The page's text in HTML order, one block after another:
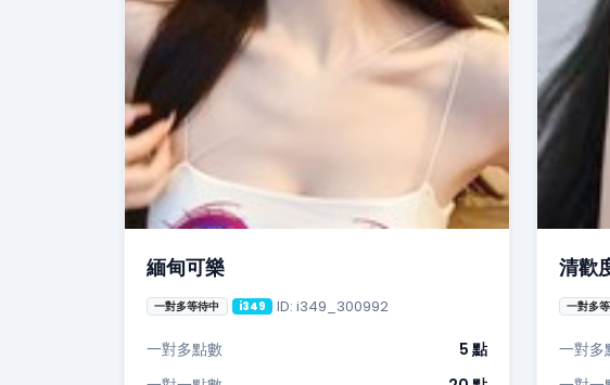
緬甸可樂
一對多等待中 i349 ID: i349_300992
一對多點數
5 點
清歡
一對多
一對多